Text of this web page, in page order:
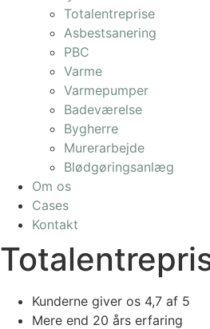
Totalentreprise
Asbestsanering
PBC
Varme
Varmepumper
Badeværelse
Bygherre
Murerarbejde
Blødgøringsanlæg
Om os
Cases
Kontakt
Kunderne giver os 4,7 af 5
Mere end 20 års erfaring